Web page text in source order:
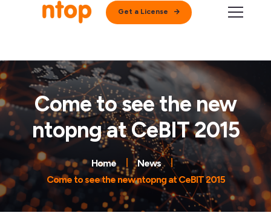
Get a License
Come to see the new
ntopng at CeBIT 2015
Home
News
Come to see the new ntopng at CeBIT 2015